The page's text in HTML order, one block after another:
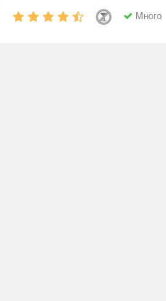
Много